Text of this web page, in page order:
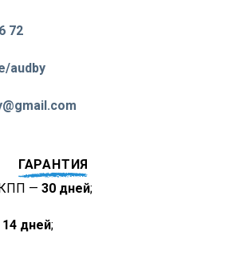
72
audby
ГАРАНТИЯ
— 30 дней;
14 дней;